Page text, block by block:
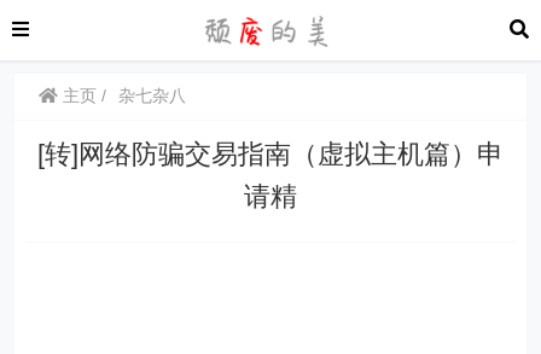
主页 杂七杂八
[转]网络防骗交易指南（虚拟主机篇）申
请精